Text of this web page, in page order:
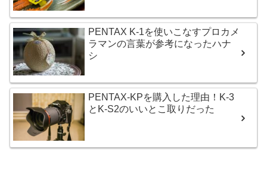
PENTAX K-1を使いこなすプロカメ
ラマンの言葉が参考になったハナ
シ
PENTAX-KPを購入した理由！K-3
とK-S2のいいとこ取りだった